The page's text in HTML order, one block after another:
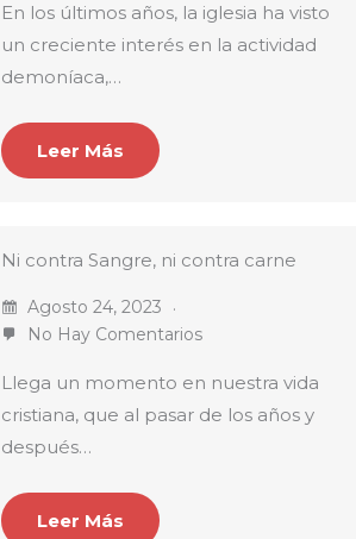
En los últimos años, la iglesia ha visto
un creciente interés en la actividad
demoníaca,…
Leer Más
Ni contra Sangre, ni contra carne
Agosto 24, 2023
No Hay Comentarios
Llega un momento en nuestra vida
cristiana, que al pasar de los años y
después…
Leer Más